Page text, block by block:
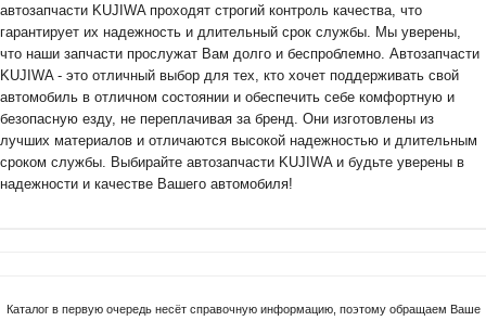
автозапчасти KUJIWA проходят строгий контроль качества, что
гарантирует их надежность и длительный срок службы. Мы уверены,
что наши запчасти прослужат Вам долго и беспроблемно. Автозапчасти
KUJIWA - это отличный выбор для тех, кто хочет поддерживать свой
автомобиль в отличном состоянии и обеспечить себе комфортную и
безопасную езду, не переплачивая за бренд. Они изготовлены из
лучших материалов и отличаются высокой надежностью и длительным
сроком службы. Выбирайте автозапчасти KUJIWA и будьте уверены в
надежности и качестве Вашего автомобиля!
Каталог в первую очередь несёт справочную информацию, поэтому обращаем Ваше